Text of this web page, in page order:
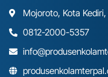
Mojoroto, Kota
0812-2000-5357